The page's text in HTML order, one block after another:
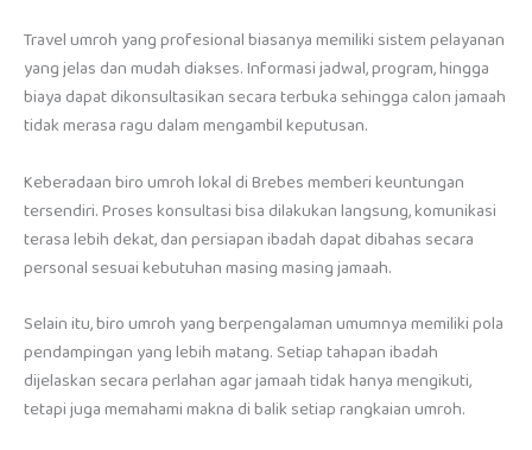
Travel umroh yang profesional biasanya memiliki sistem pelayanan
yang jelas dan mudah diakses. Informasi jadwal, program, hingga
biaya dapat dikonsultasikan secara terbuka sehingga calon jamaah
tidak merasa ragu dalam mengambil keputusan.
Keberadaan biro umroh lokal di Brebes memberi keuntungan
tersendiri. Proses konsultasi bisa dilakukan langsung, komunikasi
terasa lebih dekat, dan persiapan ibadah dapat dibahas secara
personal sesuai kebutuhan masing masing jamaah.
Selain itu, biro umroh yang berpengalaman umumnya memiliki pola
pendampingan yang lebih matang. Setiap tahapan ibadah
dijelaskan secara perlahan agar jamaah tidak hanya mengikuti,
tetapi juga memahami makna di balik setiap rangkaian umroh.